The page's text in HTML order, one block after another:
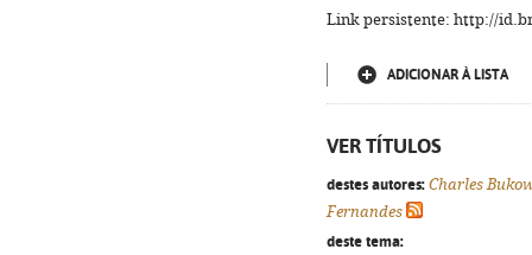
Link persistente: http://
ADICIONAR À LISTA
VER TÍTULOS
destes autores: Charles
Fernandes
deste tema: